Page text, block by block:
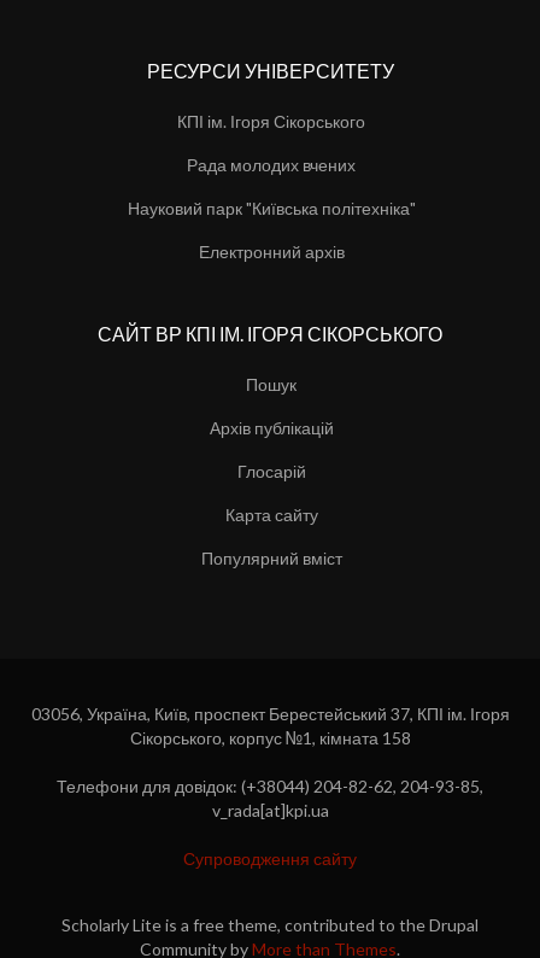
РЕСУРСИ УНІВЕРСИТЕТУ
КПІ ім. Ігоря Сікорського
Рада молодих вчених
Науковий парк "Київська політехніка"
Електронний архів
САЙТ ВР КПІ ІМ. ІГОРЯ СІКОРСЬКОГО
Пошук
Архів публікацій
Глосарій
Карта сайту
Популярний вміст
03056, Україна, Київ, проспект Берестейський 37, КПІ ім. Ігоря
Сікорського, корпус №1, кімната 158
Телефони для довідок: (+38044) 204-82-62, 204-93-85,
v_rada[at]kpi.ua
Супроводження сайту
Scholarly Lite is a free theme, contributed to the Drupal
Community byMore than Themes.